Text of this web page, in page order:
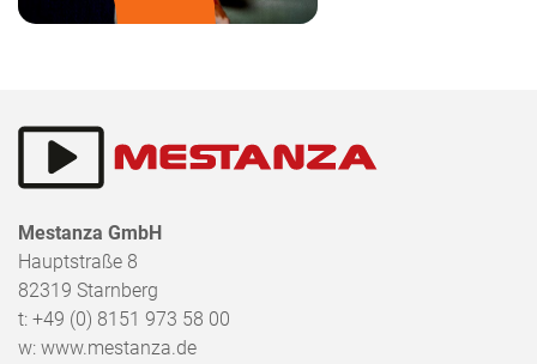
Mestanza GmbH
Hauptstraße 8
82319 Starnberg
t: +49 (0) 8151 973 58 00
w: www.mestanza.de